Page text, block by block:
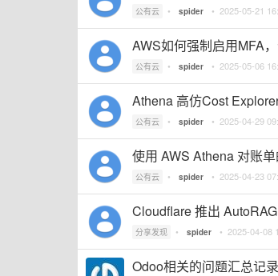
公有云 • spider • 2025-05-21
AWS如何强制启用MFA
公有云 • spider • 2025-05-06
Athena 高仿Cost
公有云 • spider • 2025-04-29
使用 AWS Athena 对账
公有云 • spider • 2025-04-23
Cloudflare 推出
分享发现 • spider • 2025-04-08
Odoo相关的问题汇总记录